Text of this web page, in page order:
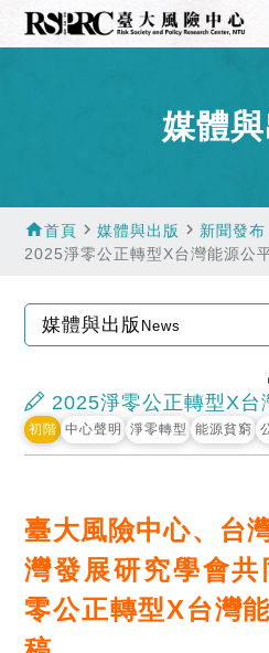
媒體
home首頁 navigate_next媒體與出版 navigate_next 新聞發布
2025淨零公正轉型X台灣能源公
媒體與出版 News
2025淨零公正轉型X台
初階 中心聲明 淨零轉型 能源貧窮
臺大風險中心、台
灣發展研究學會
零公正轉型X台灣